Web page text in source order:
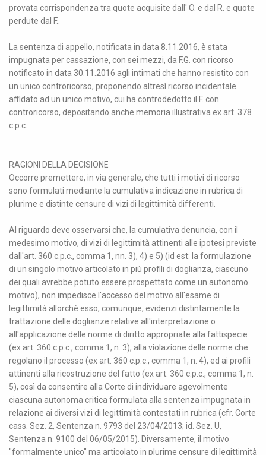
provata corrispondenza tra quote acquisite dall' O. e dal R. e quote
perdute dal F..
La sentenza di appello, notificata in data 8.11.2016, è stata
impugnata per cassazione, con sei mezzi, da F.G. con ricorso
notificato in data 30.11.2016 agli intimati che hanno resistito con
un unico controricorso, proponendo altresì ricorso incidentale
affidato ad un unico motivo, cui ha controdedotto il F. con
controricorso, depositando anche memoria illustrativa ex art. 378
c.p.c..
RAGIONI DELLA DECISIONE
Occorre premettere, in via generale, che tutti i motivi di ricorso
sono formulati mediante la cumulativa indicazione in rubrica di
plurime e distinte censure di vizi di legittimità differenti.
Al riguardo deve osservarsi che, la cumulativa denuncia, con il
medesimo motivo, di vizi di legittimità attinenti alle ipotesi previste
dall'art. 360 c.p.c., comma 1, nn. 3), 4) e 5) (id est: la formulazione
di un singolo motivo articolato in più profili di doglianza, ciascuno
dei quali avrebbe potuto essere prospettato come un autonomo
motivo), non impedisce l'accesso del motivo all'esame di
legittimità allorchè esso, comunque, evidenzi distintamente la
trattazione delle doglianze relative all'interpretazione o
all'applicazione delle norme di diritto appropriate alla fattispecie
(ex art. 360 c.p.c., comma 1, n. 3), alla violazione delle norme che
regolano il processo (ex art. 360 c.p.c., comma 1, n. 4), ed ai profili
attinenti alla ricostruzione del fatto (ex art. 360 c.p.c., comma 1, n.
5), così da consentire alla Corte di individuare agevolmente
ciascuna autonoma critica formulata alla sentenza impugnata in
relazione ai diversi vizi di legittimità contestati in rubrica (cfr. Corte
cass. Sez. 2, Sentenza n. 9793 del 23/04/2013; id. Sez. U,
Sentenza n. 9100 del 06/05/2015). Diversamente, il motivo
"formalmente unico" ma articolato in plurime censure di legittimità